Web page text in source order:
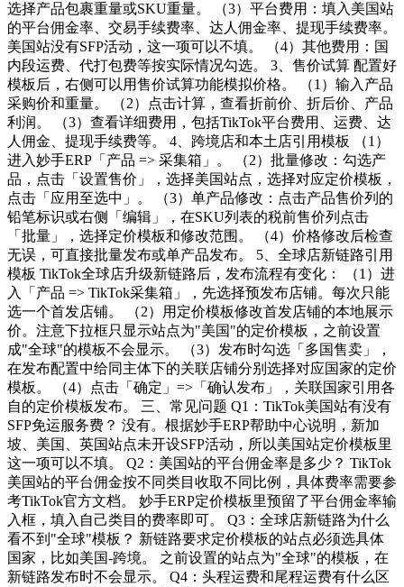
选择产品包裹重量或SKU重量。 （3）平台费用：填入美国站
的平台佣金率、交易手续费率、达人佣金率、提现手续费率。
美国站没有SFP活动，这一项可以不填。 （4）其他费用：国
内段运费、代打包费等按实际情况勾选。 3、售价试算 配置好
模板后，右侧可以用售价试算功能模拟价格。 （1）输入产品
采购价和重量。 （2）点击计算，查看折前价、折后价、产品
利润。 （3）查看详细费用，包括TikTok平台费用、运费、达
人佣金、提现手续费等。 4、跨境店和本土店引用模板 （1）
进入妙手ERP「产品 => 采集箱」。 （2）批量修改：勾选产
品，点击「设置售价」，选择美国站点，选择对应定价模板，
点击「应用至选中」。 （3）单产品修改：点击产品售价列的
铅笔标识或右侧「编辑」，在SKU列表的税前售价列点击
「批量」，选择定价模板和修改范围。 （4）价格修改后检查
无误，可直接批量发布或单产品发布。 5、全球店新链路引用
模板 TikTok全球店升级新链路后，发布流程有变化： （1）进
入「产品 => TikTok采集箱」，先选择预发布店铺。每次只能
选一个首发店铺。 （2）用定价模板修改首发店铺的本地展示
价。注意下拉框只显示站点为"美国"的定价模板，之前设置
成"全球"的模板不会显示。 （3）发布时勾选「多国售卖」，
在发布配置中给同主体下的关联店铺分别选择对应国家的定价
模板。 （4）点击「确定」=>「确认发布」，关联国家引用各
自的定价模板发布。 三、常见问题 Q1：TikTok美国站有没有
SFP免运服务费？ 没有。根据妙手ERP帮助中心说明，新加
坡、美国、英国站点未开设SFP活动，所以美国站定价模板里
这一项可以不填。 Q2：美国站的平台佣金率是多少？ TikTok
美国站的平台佣金按不同类目收取不同比例，具体费率需要参
考TikTok官方文档。 妙手ERP定价模板里预留了平台佣金率输
入框，填入自己类目的费率即可。 Q3：全球店新链路为什么
看不到"全球"模板？ 新链路要求定价模板的站点必须选具体
国家，比如美国-跨境。 之前设置的站点为"全球"的模板，在
新链路发布时不会显示。 Q4：头程运费和尾程运费有什么区